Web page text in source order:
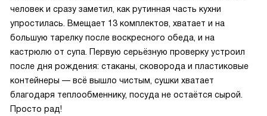
человек и сразу заметил, как рутинная часть кухни
упростилась. Вмещает 13 комплектов, хватает и на
большую тарелку после воскресного обеда, и на
кастрюлю от супа. Первую серьёзную проверку устроил
после дня рождения: стаканы, сковорода и пластиковые
контейнеры — всё вышло чистым, сушки хватает
благодаря теплообменнику, посуда не остаётся сырой.
Просто рад!